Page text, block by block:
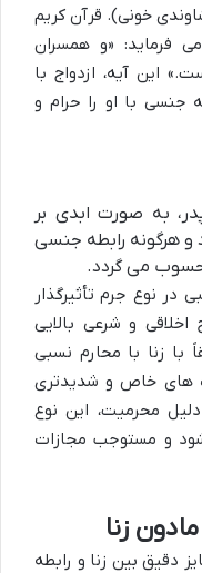
خونی). قرآن کریم
می فرماید: «و همسران
این آیه، ازدواج با
جنسی با او را حرام و
به صورت ابدی بر
هرگونه رابطه جنسی
محسوب می گردد.
نوع جرم تأثیرگذار
اخلاقی و شرعی بالایی
با زنا با محارم نسبی
های خاص و شدیدتری
محرمیت، این نوع
و مستوجب مجازات
زنا
دقیق بین زنا و رابطه